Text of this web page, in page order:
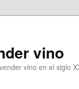
vino
vino en el siglo